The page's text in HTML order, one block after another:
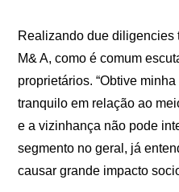
Realizando due diligencies
M& A, como é comum
proprietários. “Obtive
tranquilo em relação ao
e a vizinhança não
segmento no geral, já
causar grande impacto